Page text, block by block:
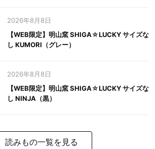
2026年8月8日
【WEB限定】明山窯 SHIGA☆LUCKY サイズな
し KUMORI（グレー）
2026年8月8日
【WEB限定】明山窯 SHIGA☆LUCKY サイズな
し NINJA（黒）
読みもの一覧を見る